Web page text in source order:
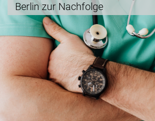
Berlin zur Nachfolge